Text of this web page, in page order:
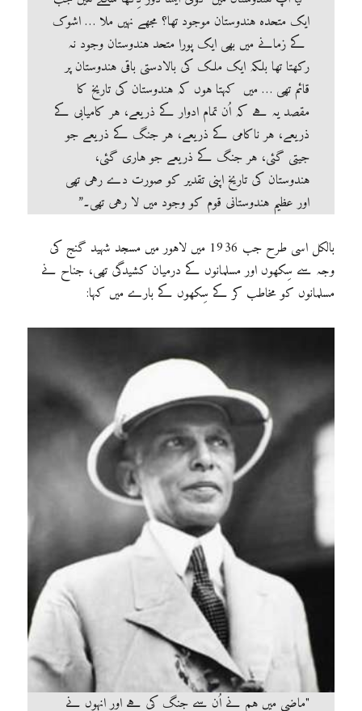
ایک متحدہ ہندوستان موجود تھا؟ مجھے نہیں ملا … اشوک
کے زمانے میں بھی ایک پورا متحد ہندوستان وجود نہ
رکھتا تھا بلکہ ایک ملک کی بالادستی باقی ہندوستان پر
قائم تھی … میں کہتا ہوں کہ ہندوستان کی تاریخ کا
مقصد یہ ہے کہ اُن تمام ادوار کے ذریعے، ہر کامیابی کے
ذریعے، ہر ناکامی کے ذریعے، ہر جنگ کے ذریعے جو
جیتی گئی، ہر جنگ کے ذریعے جو ہاری گئی،
ہندوستان کی تاریخ اپنی تقدیر کو صورت دے رہی تھی
اور عظیم ہندوستانی قوم کو وجود میں لا رہی تھی۔”
بالکل اسی طرح جب 1936 میں لاہور میں مسجد شہید گنج کی
وجہ سے سِکھوں اور مسلمانوں کے درمیان کشیدگی تھی، جناح نے
مسلمانوں کو مخاطب کر کے سِکھوں کے بارے میں کہا:
"ماضی میں ہم نے اُن سے جنگ کی ہے اور انہوں نے